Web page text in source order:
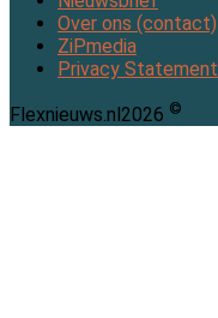
Over ons (contact)
ZiPmedia
Privacy Statement
Flexnieuws.nl 2026 ©